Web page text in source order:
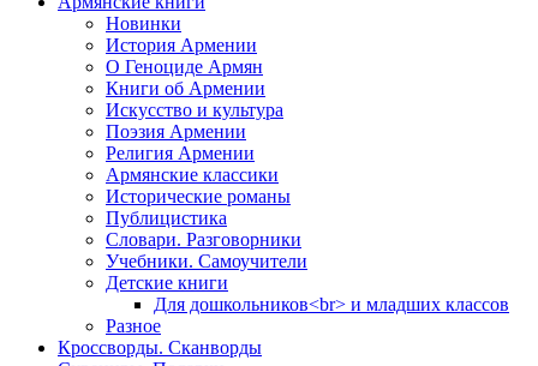
Новинки
История Армении
О Геноциде Армян
Книги об Армении
Иcкусство и культура
Поэзия Армении
Религия Армении
Армянские классики
Исторические романы
Публицистика
Словари. Разговорники
Учебники. Самоучители
Детские книги
Для дошкольников<br> и младших классов
Разное
Кроссворды. Сканворды